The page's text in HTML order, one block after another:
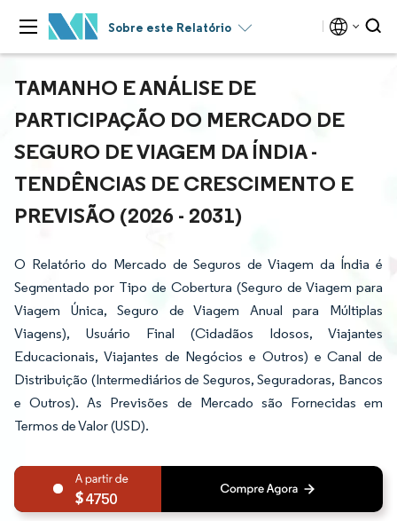
Sobre este Relatório
TAMANHO E ANÁLISE DE
PARTICIPAÇÃO DO MERCADO DE
SEGURO DE VIAGEM DA ÍNDIA -
TENDÊNCIAS DE CRESCIMENTO E
PREVISÃO (2026 - 2031)
O Relatório do Mercado de Seguros de Viagem da Índia é
Segmentado por Tipo de Cobertura (Seguro de Viagem para
Viagem Única, Seguro de Viagem Anual para Múltiplas
Viagens), Usuário Final (Cidadãos Idosos, Viajantes
Educacionais, Viajantes de Negócios e Outros) e Canal de
Distribuição (Intermediários de Seguros, Seguradoras, Bancos
e Outros). As Previsões de Mercado são Fornecidas em
Termos de Valor (USD).
4750